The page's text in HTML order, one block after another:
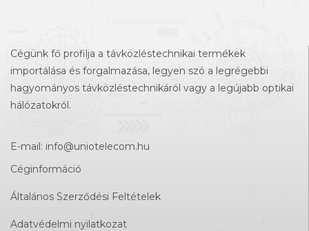
Cégünk fő profilja a távközléstechnikai termékek
importálása és forgalmazása, legyen szó a legrégebbi
hagyományos távközléstechnikáról vagy a legújabb optikai
hálózatokról.
E-mail: info@uniotelecom.hu
Céginformáció
Általános Szerződési Feltételek
Adatvédelmi nyilatkozat